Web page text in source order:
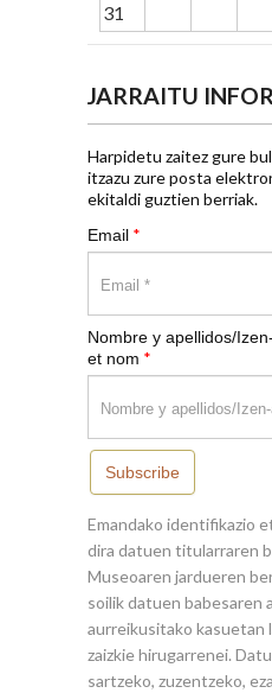
31
JARRAITU
Harpidetu zaitez gure
itzazu zure posta
ekitaldi guztien berriak.
Email *
Nombre y apellidos/
et nom *
Subscribe
Emandako identifikazio
dira datuen titularraren
Museoaren jardueren
soilik datuen babesaren
aurreikusitako kasuetan
zaizkie hirugarrenei.
sartzeko, zuzentzeko,